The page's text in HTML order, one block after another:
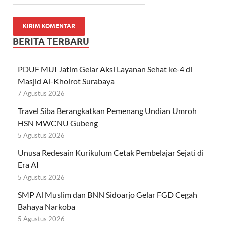
BERITA TERBARU
PDUF MUI Jatim Gelar Aksi Layanan Sehat ke-4 di
Masjid Al-Khoirot Surabaya
7 Agustus 2026
Travel Siba Berangkatkan Pemenang Undian Umroh
HSN MWCNU Gubeng
5 Agustus 2026
Unusa Redesain Kurikulum Cetak Pembelajar Sejati di
Era AI
5 Agustus 2026
SMP Al Muslim dan BNN Sidoarjo Gelar FGD Cegah
Bahaya Narkoba
5 Agustus 2026